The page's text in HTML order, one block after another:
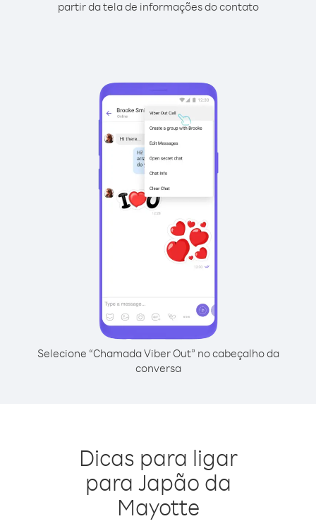
partir da tela de informações do contato
Selecione “Chamada Viber Out” no cabeçalho da
conversa
Dicas para ligar
para Japão da
Mayotte